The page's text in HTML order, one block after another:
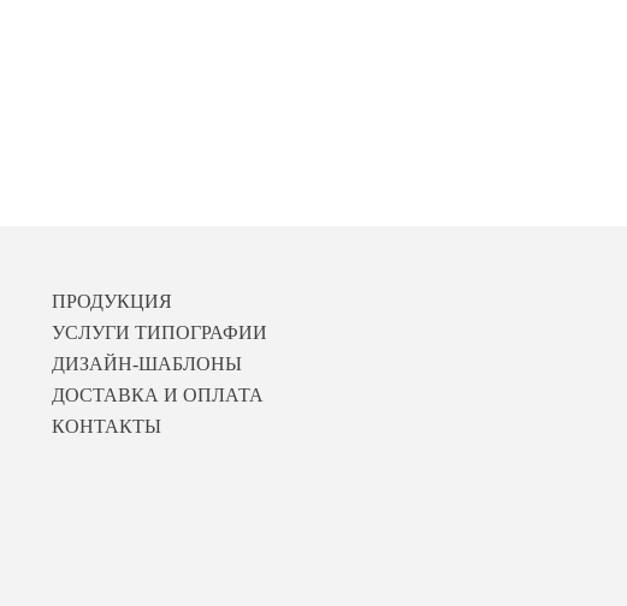
ПРОДУКЦИЯ
УСЛУГИ ТИПОГРАФИИ
ДИЗАЙН-ШАБЛОНЫ
ДОСТАВКА И ОПЛАТА
КОНТАКТЫ